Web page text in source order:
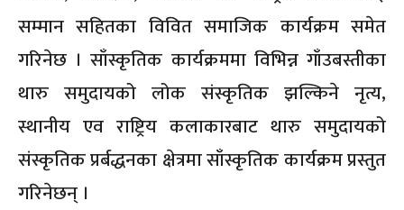
सम्मान सहितका विवित समाजिक कार्यक्रम समेत
गरिनेछ । साँस्कृतिक कार्यक्रममा विभिन्न गाँउबस्तीका
थारु समुदायको लोक संस्कृतिक झल्किने नृत्य,
स्थानीय एव राष्ट्रिय कलाकारबाट थारु समुदायको
संस्कृतिक प्रर्बद्धनका क्षेत्रमा साँस्कृतिक कार्यक्रम प्रस्तुत
गरिनेछन् ।